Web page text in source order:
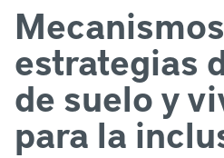
estrategias
de suelo y
para la